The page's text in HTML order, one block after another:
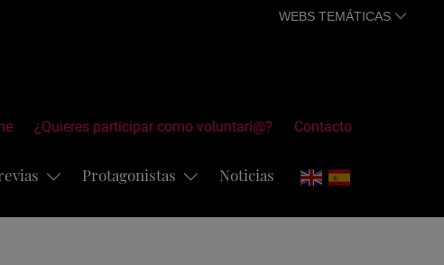
WEBS TEMÁTICAS
¿Quieres participar como voluntari@? Contacto
Protagonistas Noticias